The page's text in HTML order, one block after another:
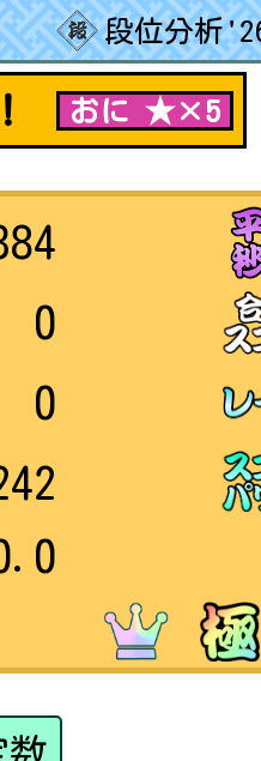
段位分析
おに ★×5
0
0
数